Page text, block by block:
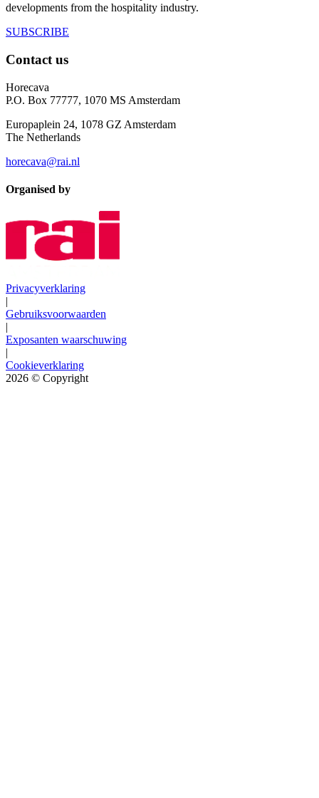
developments from the hospitality industry.
SUBSCRIBE
Contact us
Horecava
P.O. Box 77777, 1070 MS Amsterdam
Europaplein 24, 1078 GZ Amsterdam
The Netherlands
horecava@rai.nl
Organised by
Privacyverklaring
|
Gebruiksvoorwaarden
|
Exposanten waarschuwing
|
Cookieverklaring
2026 © Copyright